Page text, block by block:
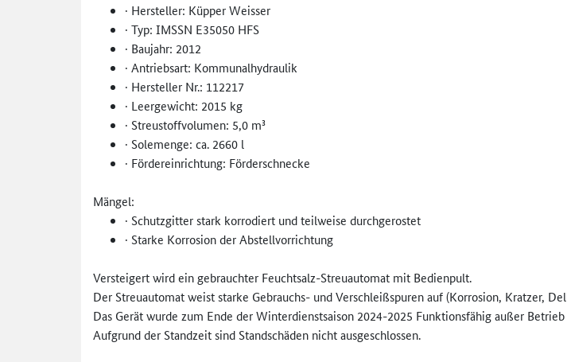
· Hersteller: Küpper Weisser
· Typ: IMSSN E35050 HFS
· Baujahr: 2012
· Antriebsart: Kommunalhydraulik
· Hersteller Nr.: 112217
· Leergewicht: 2015 kg
· Streustoffvolumen: 5,0 m³
· Solemenge: ca. 2660 l
· Fördereinrichtung: Förderschnecke
Mängel:
· Schutzgitter stark korrodiert und teilweise durchgerostet
· Starke Korrosion der Abstellvorrichtung
Versteigert wird ein gebrauchter Feuchtsalz-Streuautomat mit Bedienpult.
Der Streuautomat weist starke Gebrauchs- und Verschleißspuren auf (Korrosion, Kratzer,
Das Gerät wurde zum Ende der Winterdienstsaison 2024-2025 Funktionsfähig außer
Aufgrund der Standzeit sind Standschäden nicht ausgeschlossen.